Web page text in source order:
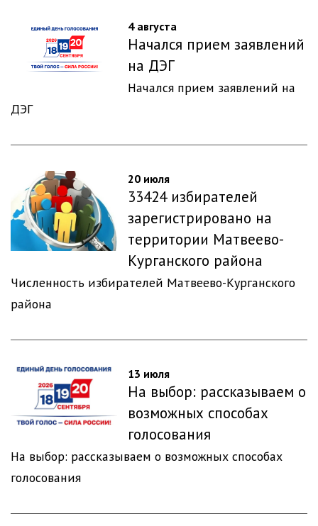
4 августа
Начался прием заявлений
на ДЭГ
Начался прием заявлений на
ДЭГ
20 июля
33424 избирателей
зарегистрировано на
территории Матвеево-
Курганского района
Численность избирателей Матвеево-Курганского
района
13 июля
На выбор: рассказываем о
возможных способах
голосования
На выбор: рассказываем о возможных способах
голосования